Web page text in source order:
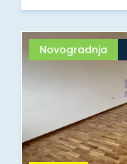
Novogradnja